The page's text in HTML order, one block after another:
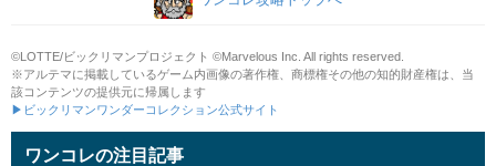
©LOTTE/ビックリマンプロジェクト ©Marvelous Inc. All rights reserved.
※アルテマに掲載しているゲーム内画像の著作権、商標権その他の知的財産権は、当
該コンテンツの提供元に帰属します
▶ビックリマンワンダーコレクション公式サイト
ワンコレの注目記事